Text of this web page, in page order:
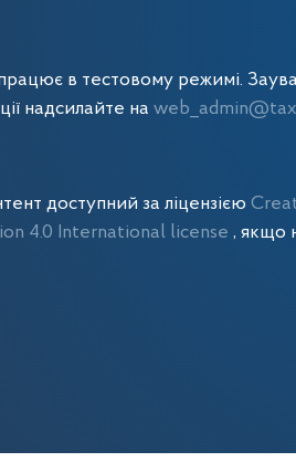
в тестовому режимі.
надсилайте на
доступний за ліцензією
4.0 International license , якщо